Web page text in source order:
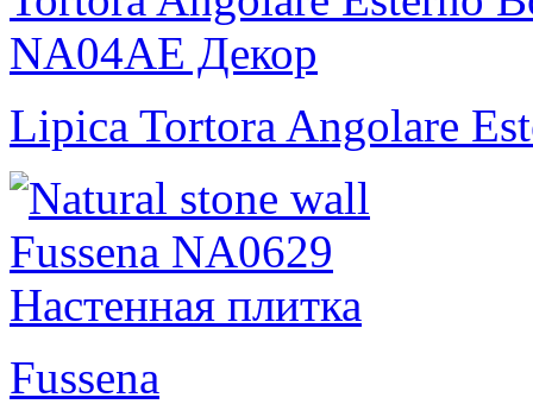
Lipica Tortora Angolare
Fussena